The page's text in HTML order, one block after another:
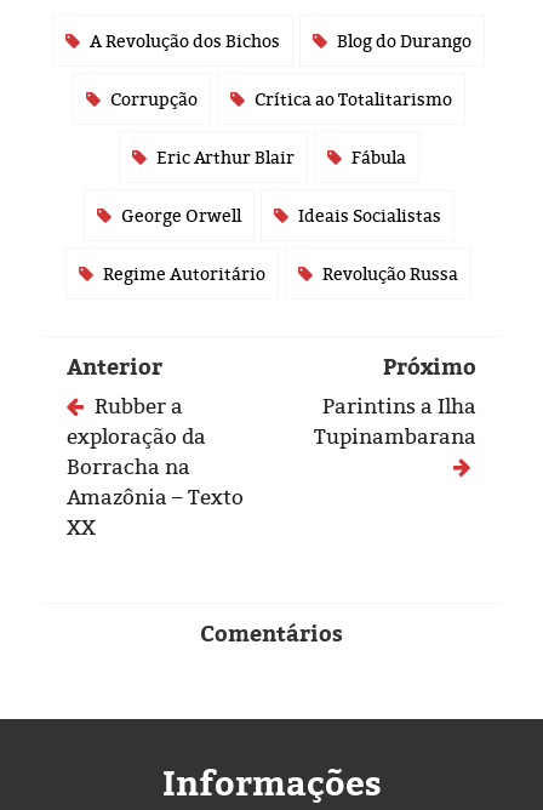
A Revolução dos Bichos Blog do Durango
Corrupção Crítica ao Totalitarismo
Eric Arthur Blair Fábula
George Orwell Ideais Socialistas
Regime Autoritário Revolução Russa
Anterior
Rubber a
exploração da
Borracha na
Amazônia – Texto
XX
Próximo
Parintins a Ilha
Tupinambarana
Comentários
Informações